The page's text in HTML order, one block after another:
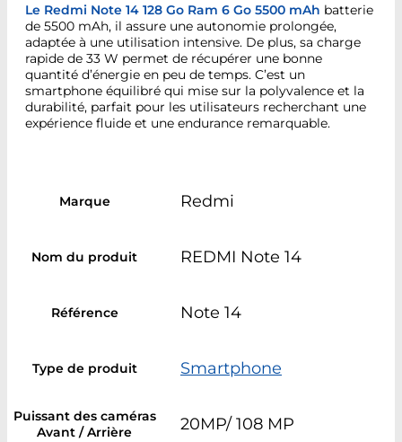
Le Redmi Note 14 128 Go Ram 6 Go 5500 mAh batterie
de 5500 mAh, il assure une autonomie prolongée,
adaptée à une utilisation intensive. De plus, sa charge
rapide de 33 W permet de récupérer une bonne
quantité d’énergie en peu de temps. C’est un
smartphone équilibré qui mise sur la polyvalence et la
durabilité, parfait pour les utilisateurs recherchant une
expérience fluide et une endurance remarquable.
Marque Redmi
Nom du produit REDMI Note 14
Référence Note 14
Type de produit Smartphone
Puissant des caméras
Avant / Arrière
20MP/ 108 MP